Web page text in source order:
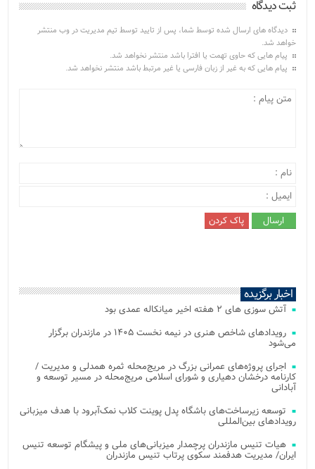
ثبت دیدگاه
دیدگاه های ارسال شده توسط شما، پس از تایید توسط تیم مدیریت در وب منتشر
خواهد شد.
پیام هایی که حاوی تهمت یا افترا باشد منتشر نخواهد شد.
پیام هایی که به غیر از زبان فارسی یا غیر مرتبط باشد منتشر نخواهد شد.
اخبار برگزیده
آتش‌ سوزی‌ های ۲ هفته اخیر میانکاله عمدی بود
رویدادهای شاخص هنری در نیمه نخست ۱۴۰۵ در مازندران برگزار
می‌شود
اجرای پروژه‌های عمرانی بزرگ در مریج‌محله ثمره همدلی و مدیریت /
کارنامه درخشان دهیاری و شورای اسلامی مریج‌محله در مسیر توسعه و
آبادانی
توسعه زیرساخت‌های باشگاه پدل پوینت کلاب نمک‌آبرود با هدف میزبانی
رویدادهای بین‌المللی
هیات تنیس مازندران پرچمدار میزبانی‌های ملی و پیشگام توسعه تنیس
ایران/ مدیریت هدفمند سکوی پرتاب تنیس مازندران